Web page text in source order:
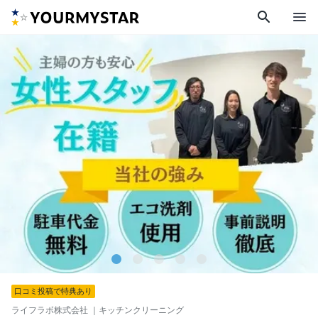
search menu
口コミ投稿で特典あり
ライフラボ株式会社 ｜キッチンクリーニング